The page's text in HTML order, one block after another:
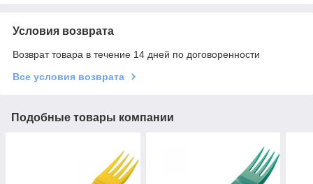
Условия возврата
Возврат товара в течение 14 дней по договоренности
Все условия возврата
Подобные товары компании